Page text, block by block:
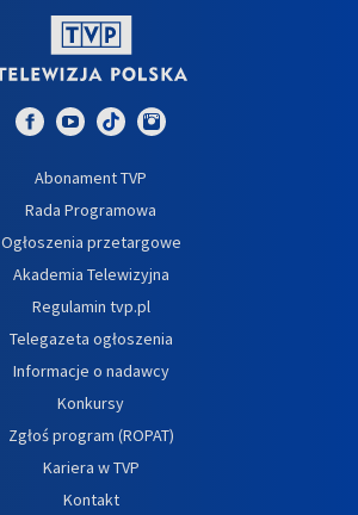
Abonament TVP
Rada Programowa
Ogłoszenia przetargowe
Akademia Telewizyjna
Regulamin tvp.pl
Telegazeta ogłoszenia
Informacje o nadawcy
Konkursy
Zgłoś program (ROPAT)
Kariera w TVP
Kontakt